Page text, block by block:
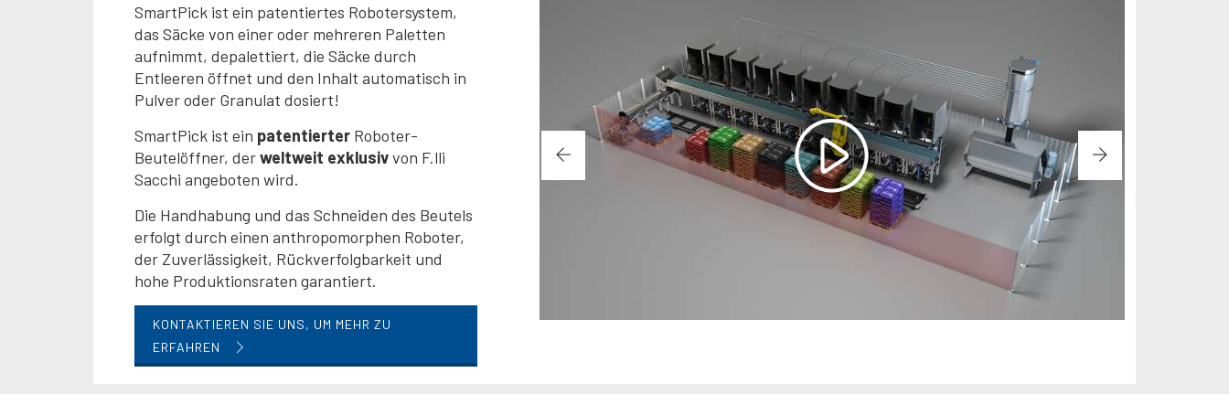
SmartPick ist ein patentiertes Robotersystem,
das Säcke von einer oder mehreren Paletten
aufnimmt, depalettiert, die Säcke durch
Entleeren öffnet und den Inhalt automatisch in
Pulver oder Granulat dosiert!
SmartPick ist ein patentierter Roboter-
Beutelöffner, derweltweit exklusivvon F.lli
Sacchi angeboten wird.
Die Handhabung und das Schneiden des Beutels
erfolgt durch einen anthropomorphen Roboter,
der Zuverlässigkeit, Rückverfolgbarkeit und
hohe Produktionsraten garantiert.
KONTAKTIEREN SIE UNS, UM MEHR ZU
ERFAHREN